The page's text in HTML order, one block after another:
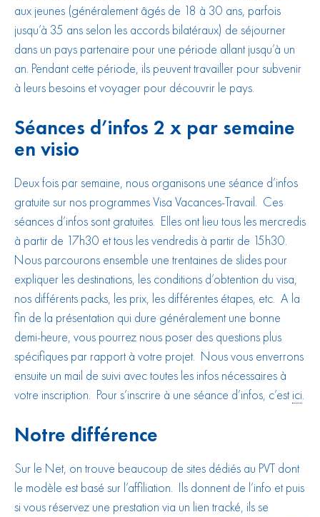
aux jeunes (généralement âgés de 18 à 30 ans, parfois
jusqu’à 35 ans selon les accords bilatéraux) de séjourner
dans un pays partenaire pour une période allant jusqu’à un
an. Pendant cette période, ils peuvent travailler pour subvenir
à leurs besoins et voyager pour découvrir le pays.
Séances d’infos 2 x par semaine
en visio
Deux fois par semaine, nous organisons une séance d’infos
gratuite sur nos programmes Visa Vacances-Travail. Ces
séances d’infos sont gratuites. Elles ont lieu tous les mercredis
à partir de 17h30 et tous les vendredis à partir de 15h30.
Nous parcourons ensemble une trentaines de slides pour
expliquer les destinations, les conditions d’obtention du visa,
nos différents packs, les prix, les différentes étapes, etc. A la
fin de la présentation qui dure généralement une bonne
demi-heure, vous pourrez nous poser des questions plus
spécifiques par rapport à votre projet. Nous vous enverrons
ensuite un mail de suivi avec toutes les infos nécessaires à
votre inscription. Pour s’inscrire à une séance d’infos, c’estici.
Notre différence
Sur le Net, on trouve beaucoup de sites dédiés au PVT dont
le modèle est basé sur l’affiliation. Ils donnent de l’info et puis
si vous réservez une prestation via un lien tracké, ils se